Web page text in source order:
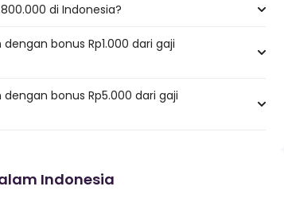
di Indonesia?
bonus Rp1.000 dari gaji
bonus Rp5.000 dari gaji
Indonesia